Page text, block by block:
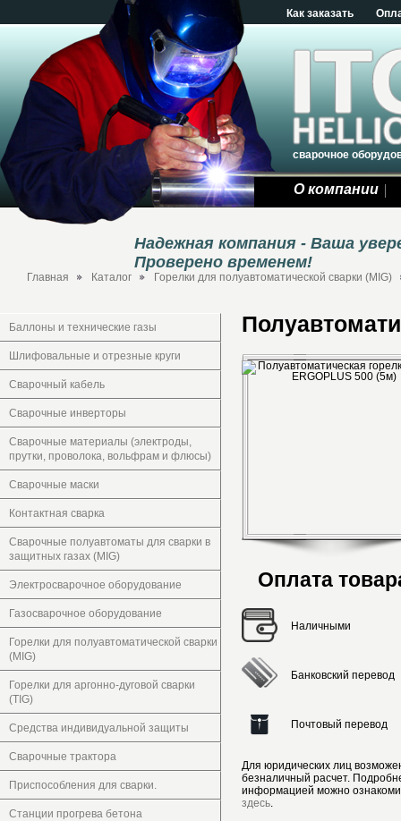
Как заказать
сварочное
О компании
Надежная компания - Ваша
Проверено временем!
Главная Каталог Горелки для полуавтоматической сварки (MIG)
Баллоны и технические газы
Шлифовальные и отрезные круги
Сварочный кабель
Сварочные инверторы
Сварочные материалы (электроды,
прутки, проволока, вольфрам и флюсы)
Сварочные маски
Контактная сварка
Сварочные полуавтоматы для сварки в
защитных газах (MIG)
Электросварочное оборудование
Газосварочное оборудование
Горелки для полуавтоматической сварки
(MIG)
Горелки для аргонно-дуговой сварки
(TIG)
Средства индивидуальной защиты
Сварочные трактора
Приспособления для сварки.
Станции прогрева бетона
Оплата
Наличными
Банковский перевод
Почтовый перевод
Для юридических лиц
безналичный расчет.
информацией можно
здесь.